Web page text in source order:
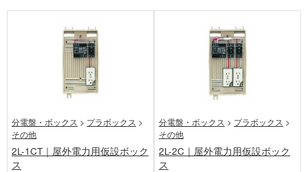
分電盤・ボックス > プラボックス >
その他
2L-1CT｜屋外電力用仮設ボック
ス
分電盤・ボックス > プラボックス >
その他
2L-2C｜屋外電力用仮設ボック
ス